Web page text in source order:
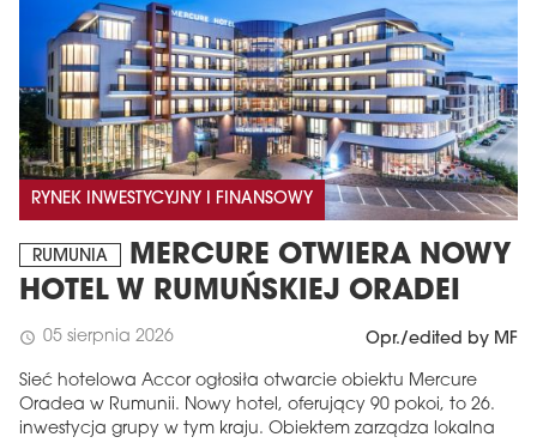
RYNEK INWESTYCYJNY I FINANSOWY
RUMUNIA
MERCURE OTWIERA NOWY
HOTEL W RUMUŃSKIEJ ORADEI
schedule 05 sierpnia 2026 Opr./edited by MF
Sieć hotelowa Accor ogłosiła otwarcie obiektu Mercure
Oradea w Rumunii. Nowy hotel, oferujący 90 pokoi, to 26.
inwestycja grupy w tym kraju. Obiektem zarządza lokalna